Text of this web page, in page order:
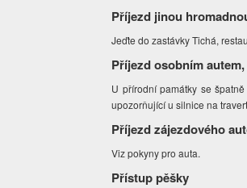
Příjezd jinou
Jeďte do zastávky Tichá,
Příjezd osobním
U přírodní památky se
upozorňující u silnice na
Příjezd zájezdového
Viz pokyny pro auta.
Přístup pěšky